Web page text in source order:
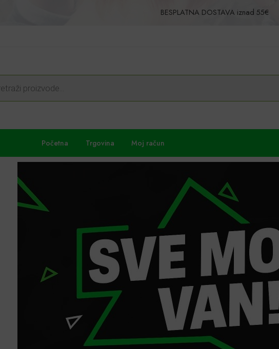
BESPLATNA DOSTAVA iznad 55€
Početna Trgovina Moj račun